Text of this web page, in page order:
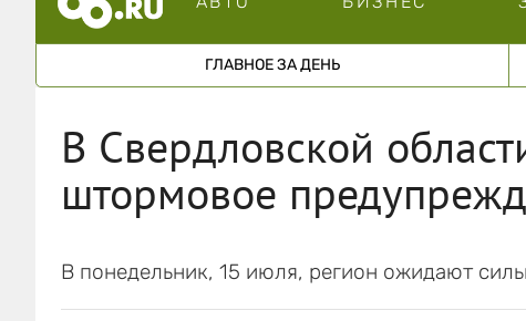
ГЛАВНОЕ ЗА ДЕНЬ
В Свердловской
штормовое
В понедельник, 15 июля, регион ожидают